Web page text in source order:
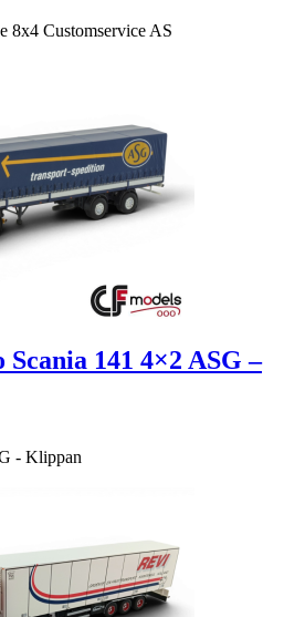
8x4 Customservice AS
Scania 141 4×2 ASG –
- Klippan